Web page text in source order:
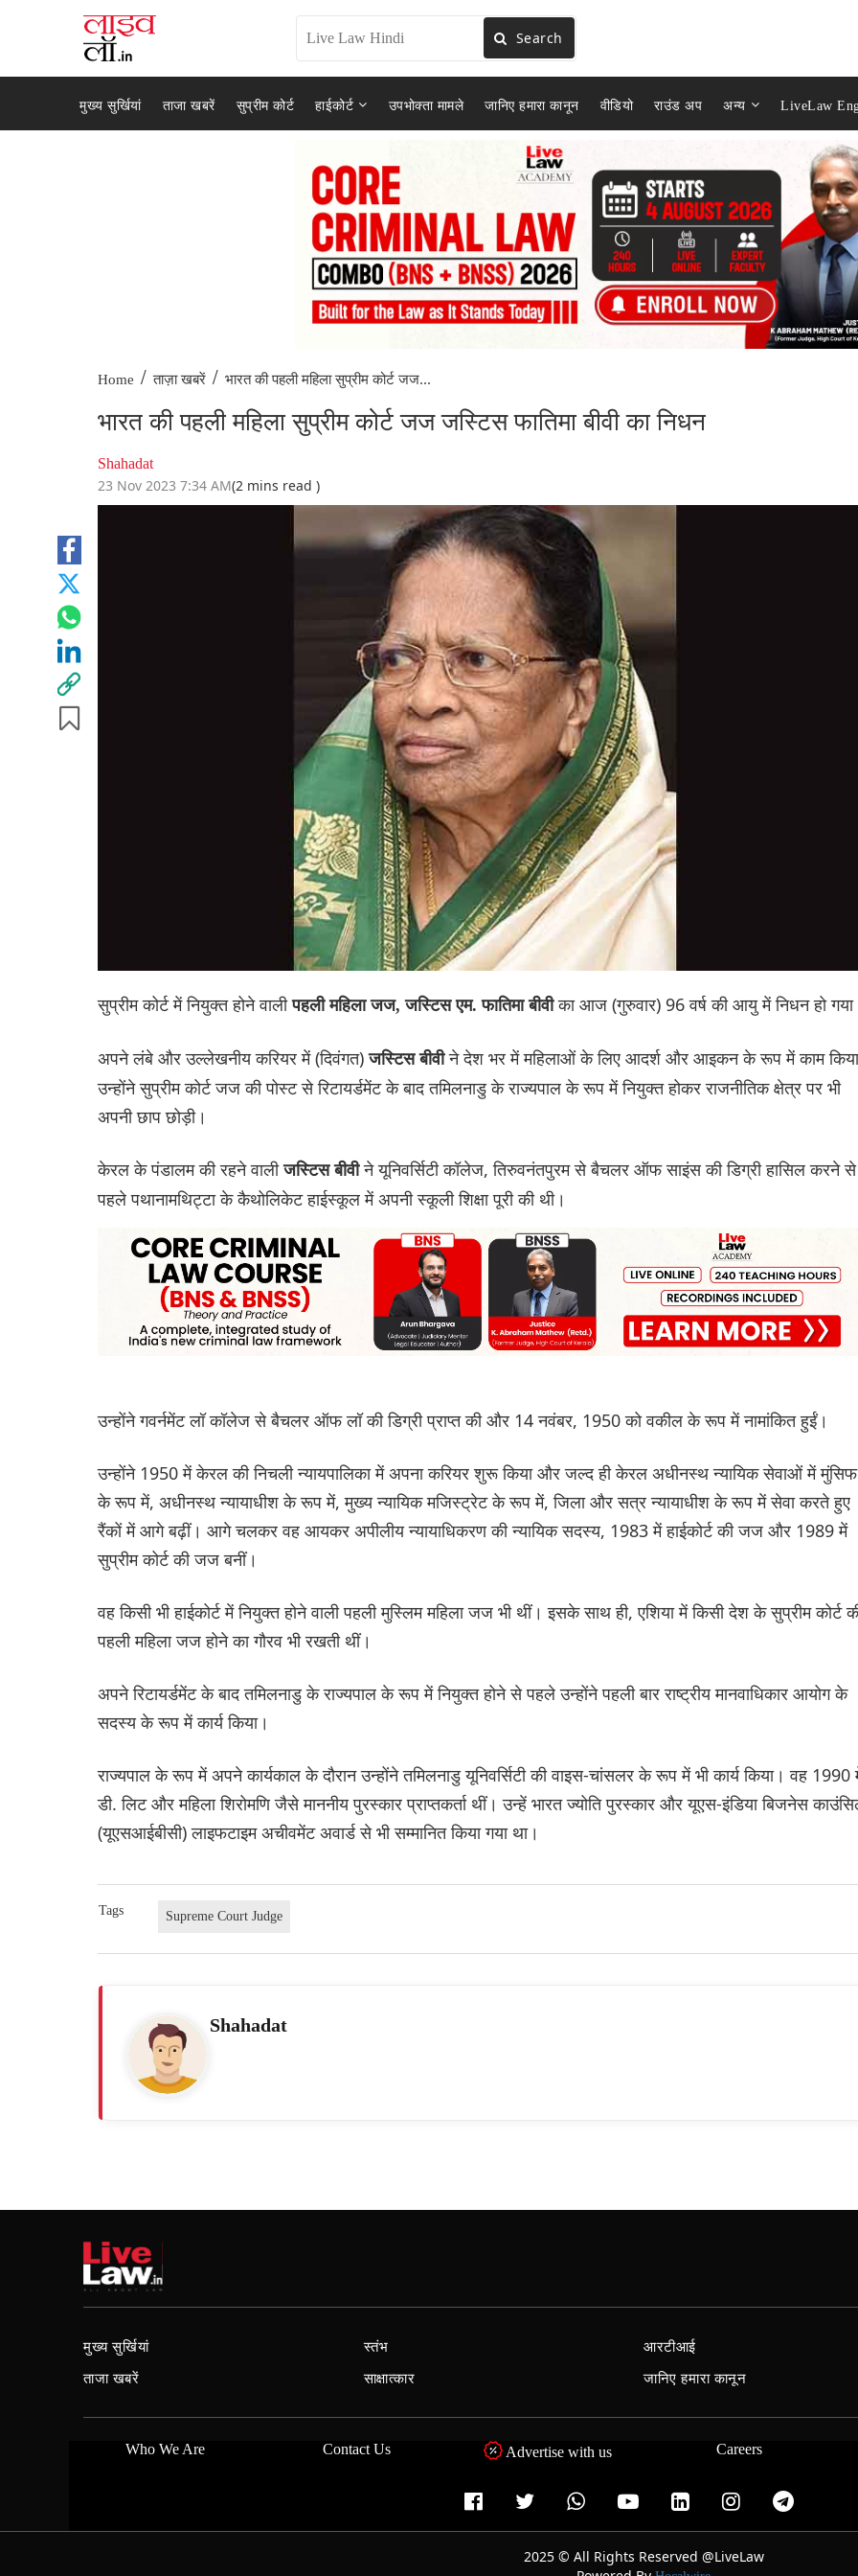
Search
मुख्य सुर्खियां ताजा खबरें सुप्रीम कोर्ट हाईकोर्ट उपभोक्ता मामले जानिए हमारा कानून वीडियो राउंड अप अन्य LiveLaw
Home / ताज़ा खबरें / भारत की पहली महिला सुप्रीम कोर्ट जज...
भारत की पहली महिला सुप्रीम कोर्ट जज जस्टिस फातिमा बीवी का निधन
Shahadat
23 Nov 2023 7:34 AM(2 mins read )
सुप्रीम कोर्ट में नियुक्त होने वालीपहली महिला जज, जस्टिस एम. फातिमा बीवीका आज (गुरुवार) 96 वर्ष की आयु में निधन हो
अपने लंबे और उल्लेखनीय करियर में (दिवंगत)जस्टिस बीवीने देश भर में महिलाओं के लिए आदर्श और आइकन के रूप में काम
उन्होंने सुप्रीम कोर्ट जज की पोस्ट से रिटायर्डमेंट के बाद तमिलनाडु के राज्यपाल के रूप में नियुक्त होकर राजनीतिक क्षेत्र पर भी
अपनी छाप छोड़ी।
केरल के पंडालम की रहने वालीजस्टिस बीवीने यूनिवर्सिटी कॉलेज, तिरुवनंतपुरम से बैचलर ऑफ साइंस की डिग्री हासिल करने से
पहले पथानामथिट्टा के कैथोलिकेट हाईस्कूल में अपनी स्कूली शिक्षा पूरी की थी।
उन्होंने गवर्नमेंट लॉ कॉलेज से बैचलर ऑफ लॉ की डिग्री प्राप्त की और 14 नवंबर, 1950 को वकील के रूप में नामांकित हुईं।
उन्होंने 1950 में केरल की निचली न्यायपालिका में अपना करियर शुरू किया और जल्द ही केरल अधीनस्थ न्यायिक सेवाओं में मुंसिफ
के रूप में, अधीनस्थ न्यायाधीश के रूप में, मुख्य न्यायिक मजिस्ट्रेट के रूप में, जिला और सत्र न्यायाधीश के रूप में सेवा करते हुए
रैंकों में आगे बढ़ीं। आगे चलकर वह आयकर अपीलीय न्यायाधिकरण की न्यायिक सदस्य, 1983 में हाईकोर्ट की जज और 1989 में
सुप्रीम कोर्ट की जज बनीं।
वह किसी भी हाईकोर्ट में नियुक्त होने वाली पहली मुस्लिम महिला जज भी थीं। इसके साथ ही, एशिया में किसी देश के सुप्रीम कोर्ट
पहली महिला जज होने का गौरव भी रखती थीं।
अपने रिटायर्डमेंट के बाद तमिलनाडु के राज्यपाल के रूप में नियुक्त होने से पहले उन्होंने पहली बार राष्ट्रीय मानवाधिकार आयोग के
सदस्य के रूप में कार्य किया।
राज्यपाल के रूप में अपने कार्यकाल के दौरान उन्होंने तमिलनाडु यूनिवर्सिटी की वाइस-चांसलर के रूप में भी कार्य किया। वह 1990
डी. लिट और महिला शिरोमणि जैसे माननीय पुरस्कार प्राप्तकर्ता थीं। उन्हें भारत ज्योति पुरस्कार और यूएस-इंडिया बिजनेस
(यूएसआईबीसी) लाइफटाइम अचीवमेंट अवार्ड से भी सम्मानित किया गया था।
Tags Supreme Court Judge
Shahadat
मुख्य सुर्खियां
ताजा खबरें
स्तंभ
साक्षात्कार
आरटीआई
जानिए हमारा कानून
Who We Are Contact Us Advertise with us Careers
2025 © All Rights Reserved @LiveLaw